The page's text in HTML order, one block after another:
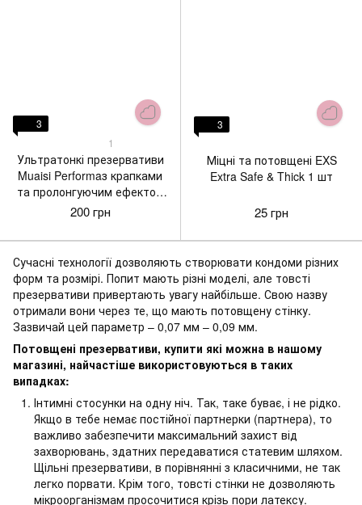
3
1
Ультратонкі презервативи
Muaisi Performaз крапками
та пролонгуючим ефектом
10 шт
200 грн
3
Міцні та потовщені EXS
Extra Safe & Thick 1 шт
25 грн
Сучасні технології дозволяють створювати кондоми різних
форм та розмірі. Попит мають різні моделі, але товсті
презервативи привертають увагу найбільше. Свою назву
отримали вони через те, що мають потовщену стінку.
Зазвичай цей параметр – 0,07 мм – 0,09 мм.
Потовщені презервативи, купити які можна в нашому
магазині, найчастіше використовуються в таких
випадках:
Інтимні стосунки на одну ніч. Так, таке буває, і не рідко.
Якщо в тебе немає постійної партнерки (партнера), то
важливо забезпечити максимальний захист від
захворювань, здатних передаватися статевим шляхом.
Щільні презервативи, в порівнянні з класичними, не так
легко порвати. Крім того, товсті стінки не дозволяють
мікроорганізмам просочитися крізь пори латексу.